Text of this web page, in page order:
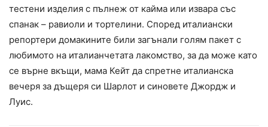
тестени изделия с пълнеж от кайма или извара със
спанак – равиоли и тортелини. Според италиански
репортери домакините били загънали голям пакет с
любимото на италианчетата лакомство, за да може като
се върне вкъщи, мама Кейт да спретне италианска
вечеря за дъщеря си Шарлот и синовете Джордж и
Луис.